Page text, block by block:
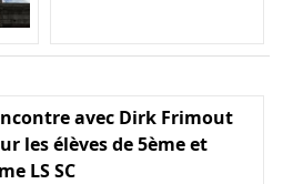
avec Dirk Frimout
les élèves de 5ème et
LS SC